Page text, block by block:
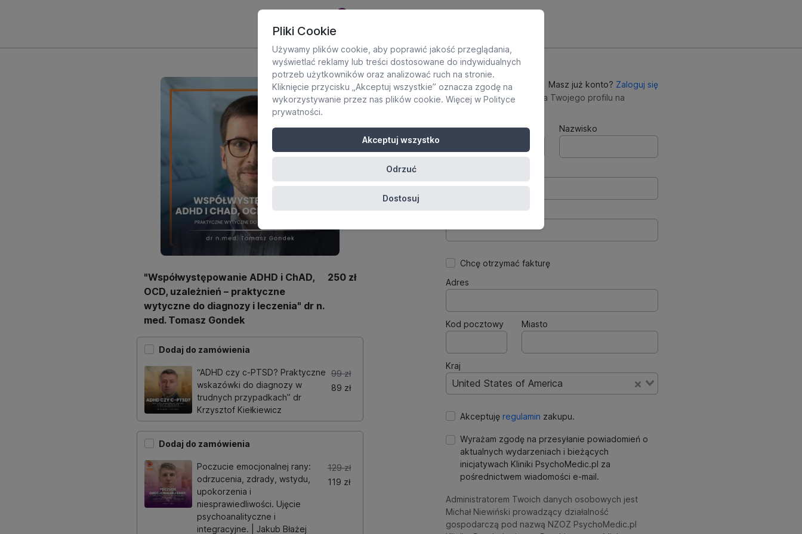
"Współwystępowanie ADHD i ChAD,
OCD, uzależnień – praktyczne
wytyczne do diagnozy i leczenia" dr n.
med. Tomasz Gondek
250 zł
Dodaj do zamówienia
“ADHD czy c-PTSD? Praktyczne
wskazówki do diagnozy w
trudnych przypadkach” dr
Krzysztof Kiełkiewicz
99 zł
89 zł
Dodaj do zamówienia
Poczucie emocjonalnej rany:
odrzucenia, zdrady, wstydu,
upokorzenia i
niesprawiedliwości. Ujęcie
psychoanalityczne i
integracyjne. | Jakub Błażej
129 zł
119 zł
Dane uczestnika Masz już konto? Zaloguj się
Potrzebne do utworzenia Twojego profilu na
Imię
Nazwisko
Hasło
Chcę otrzymać fakturę
Adres
Kod pocztowy Miasto
Kraj
United States of America
Akceptuję regulamin zakupu.
Wyrażam zgodę na przesyłanie powiadomień o
aktualnych wydarzeniach i bieżących
inicjatywach Kliniki PsychoMedic.pl za
pośrednictwem wiadomości e-mail.
Administratorem Twoich danych osobowych jest
Michał Niewiński prowadzący działalność
gospodarczą pod nazwą NZOZ PsychoMedic.pl
Pliki Cookie
Używamy plików cookie, aby poprawić jakość przeglądania,
wyświetlać reklamy lub treści dostosowane do indywidualnych
potrzeb użytkowników oraz analizować ruch na stronie.
Kliknięcie przycisku „Akceptuj wszystkie” oznacza zgodę na
wykorzystywanie przez nas plików cookie. Więcej w Polityce
prywatności.
Akceptuj wszystko
Odrzuć
Dostosuj